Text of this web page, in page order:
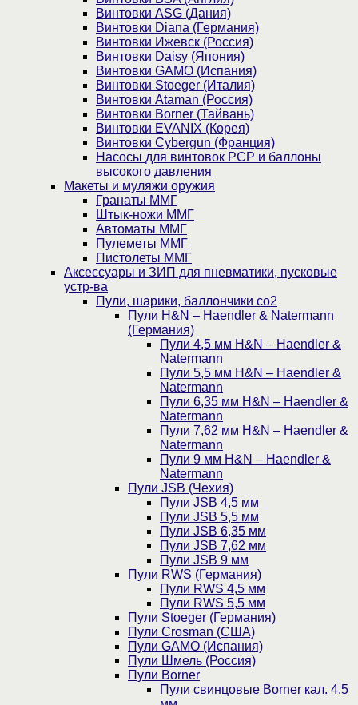
Винтовки ASG (Дания)
Винтовки Diana (Германия)
Винтовки Ижевск (Россия)
Винтовки Daisy (Япония)
Винтовки GAMO (Испания)
Винтовки Stoeger (Италия)
Винтовки Ataman (Россия)
Винтовки Borner (Тайвань)
Винтовки EVANIX (Корея)
Винтовки Cybergun (Франция)
Насосы для винтовок PCP и баллоны
высокого давления
Макеты и муляжи оружия
Гранаты ММГ
Штык-ножи ММГ
Автоматы ММГ
Пулеметы ММГ
Пистолеты ММГ
Аксессуары и ЗИП для пневматики, пусковые
устр-ва
Пули, шарики, баллончики со2
Пули H&N – Haendler & Natermann
(Германия)
Пули 4,5 мм H&N – Haendler &
Natermann
Пули 5,5 мм H&N – Haendler &
Natermann
Пули 6,35 мм H&N – Haendler &
Natermann
Пули 7,62 мм H&N – Haendler &
Natermann
Пули 9 мм H&N – Haendler &
Natermann
Пули JSB (Чехия)
Пули JSB 4,5 мм
Пули JSB 5,5 мм
Пули JSB 6,35 мм
Пули JSB 7,62 мм
Пули JSB 9 мм
Пули RWS (Германия)
Пули RWS 4,5 мм
Пули RWS 5,5 мм
Пули Stoeger (Германия)
Пули Crosman (США)
Пули GAMO (Испания)
Пули Шмель (Россия)
Пули Borner
Пули свинцовые Borner кал. 4,5